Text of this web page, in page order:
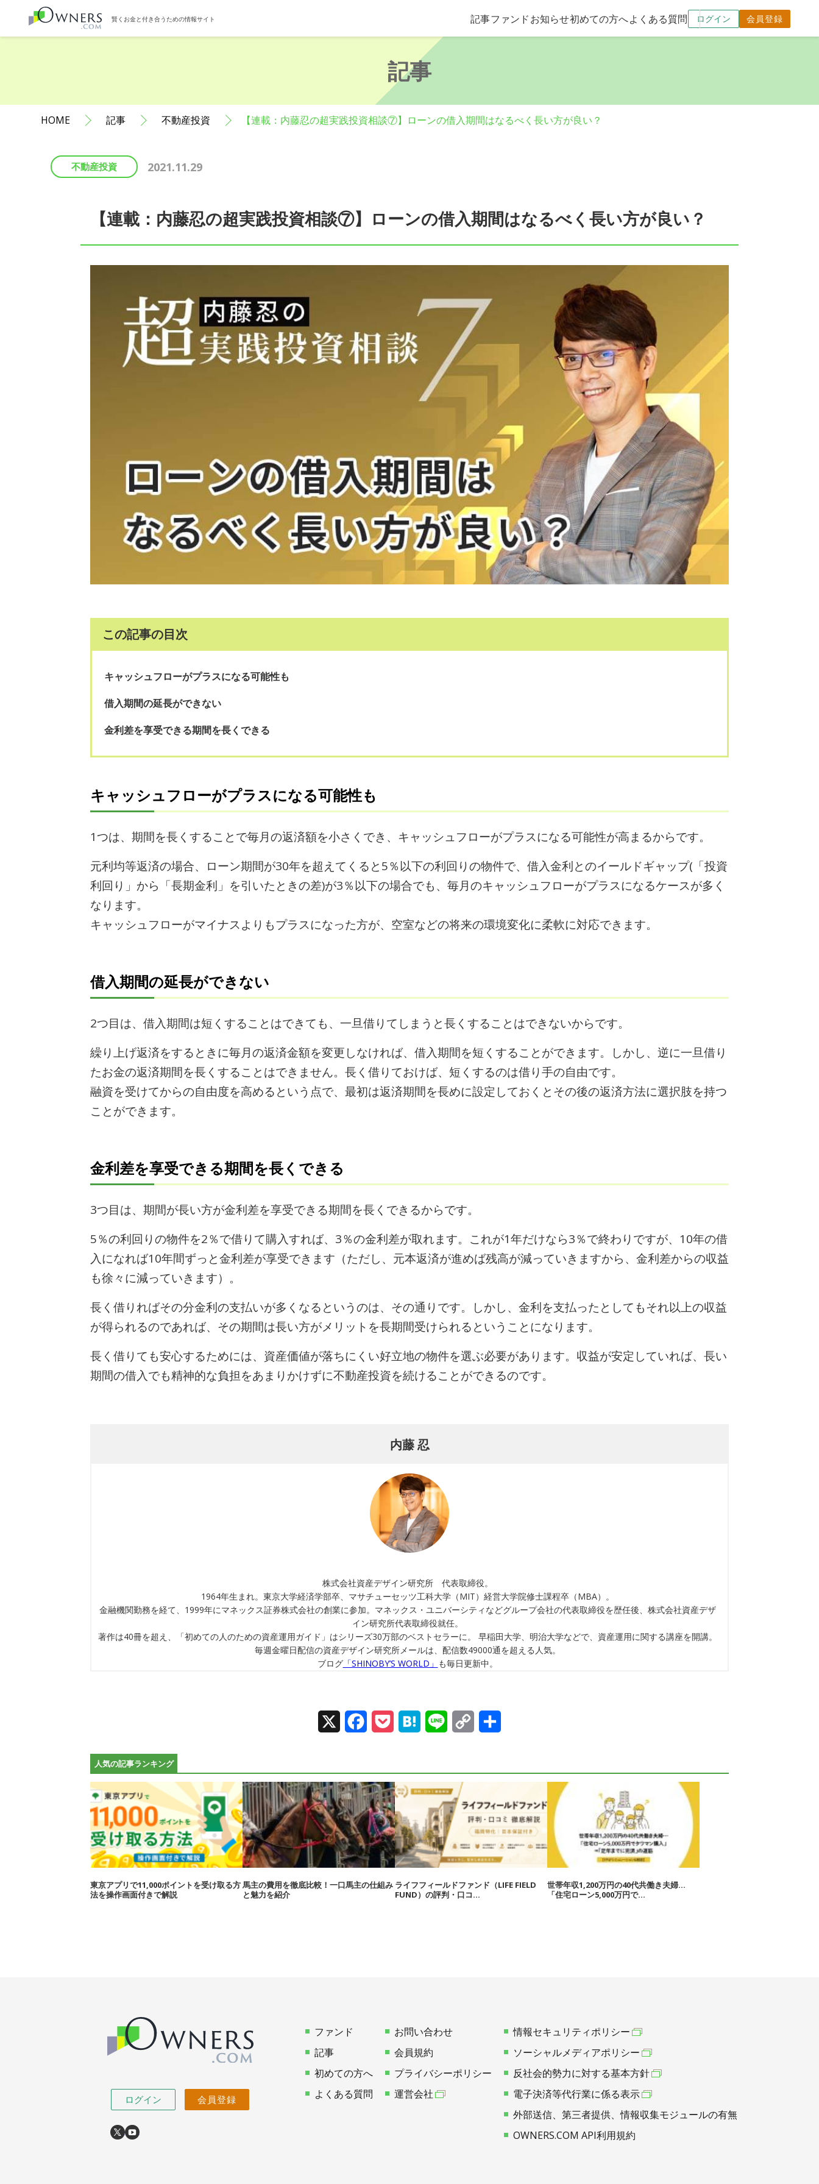
賢くお金と付き合うための情報サイト 記事ファンドお知らせ初めての方へよくある質問 ログイン 会員登録
記事
HOME 記事 不動産投資 【連載：内藤忍の超実践投資相談⑦】ローンの借入期間はなるべく長い方が良い？
不動産投資 2021.11.29
【連載：内藤忍の超実践投資相談⑦】ローンの借入期間はなるべく長い方が良い？
この記事の目次
キャッシュフローがプラスになる可能性も
借入期間の延長ができない
金利差を享受できる期間を長くできる
キャッシュフローがプラスになる可能性も
1つは、期間を長くすることで毎月の返済額を小さくでき、キャッシュフローがプラスになる可能性が高まるからです。
元利均等返済の場合、ローン期間が30年を超えてくると5％以下の利回りの物件で、借入金利とのイールドギャップ(「投資
利回り」から「長期金利」を引いたときの差)が3％以下の場合でも、毎月のキャッシュフローがプラスになるケースが多く
なります。
キャッシュフローがマイナスよりもプラスになった方が、空室などの将来の環境変化に柔軟に対応できます。
借入期間の延長ができない
2つ目は、借入期間は短くすることはできても、一旦借りてしまうと長くすることはできないからです。
繰り上げ返済をするときに毎月の返済金額を変更しなければ、借入期間を短くすることができます。しかし、逆に一旦借り
たお金の返済期間を長くすることはできません。長く借りておけば、短くするのは借り手の自由です。
融資を受けてからの自由度を高めるという点で、最初は返済期間を長めに設定しておくとその後の返済方法に選択肢を持つ
ことができます。
金利差を享受できる期間を長くできる
3つ目は、期間が長い方が金利差を享受できる期間を長くできるからです。
5％の利回りの物件を2％で借りて購入すれば、3％の金利差が取れます。これが1年だけなら3％で終わりですが、10年の借
入になれば10年間ずっと金利差が享受できます（ただし、元本返済が進めば残高が減っていきますから、金利差からの収益
も徐々に減っていきます）。
長く借りればその分金利の支払いが多くなるというのは、その通りです。しかし、金利を支払ったとしてもそれ以上の収益
が得られるのであれば、その期間は長い方がメリットを長期間受けられるということになります。
長く借りても安心するためには、資産価値が落ちにくい好立地の物件を選ぶ必要があります。収益が安定していれば、長い
期間の借入でも精神的な負担をあまりかけずに不動産投資を続けることができるのです。
内藤 忍
株式会社資産デザイン研究所 代表取締役。
1964年生まれ。東京大学経済学部卒、マサチューセッツ工科大学（MIT）経営大学院修士課程卒（MBA）。
金融機関勤務を経て、1999年にマネックス証券株式会社の創業に参加。マネックス・ユニバーシティなどグループ会社の代表取締役を歴任後、株式会社資産デザ
イン研究所代表取締役就任。
著作は40冊を超え、「初めての人のための資産運用ガイド」はシリーズ30万部のベストセラーに。 早稲田大学、明治大学などで、資産運用に関する講座を開講。
毎週金曜日配信の資産デザイン研究所メールは、配信数49000通を超える人気。
ブログ「SHINOBY’S WORLD」 も毎日更新中。
Facebook
Pocket Hatena Line
Copy
人気の記事ランキング
東京アプリで11,000ポイントを受け取る方
法を操作画面付きで解説
馬主の費用を徹底比較！一口馬主の仕組み
と魅力を紹介
ライフフィールドファンド（LIFE FIELD
FUND）の評判・口コ...
世帯年収1,200万円の40代共働き夫婦…
「住宅ローン5,000万円で...
ログイン 会員登録
X youtube
ファンド
記事
初めての方へ
よくある質問
お問い合わせ
会員規約
プライバシーポリシー
運営会社
情報セキュリティポリシー
ソーシャルメディアポリシー
反社会的勢力に対する基本方針
電子決済等代行業に係る表示
外部送信、第三者提供、情報収集モジュールの有無
OWNERS.COM API利用規約